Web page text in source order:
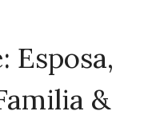
Esposa,
&